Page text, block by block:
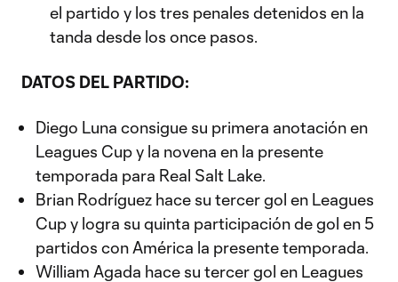
el partido y los tres penales detenidos en la
tanda desde los once pasos.
DATOS DEL PARTIDO:
Diego Luna consigue su primera anotación en
Leagues Cup y la novena en la presente
temporada para Real Salt Lake.
Brian Rodríguez hace su tercer gol en Leagues
Cup y logra su quinta participación de gol en 5
partidos con América la presente temporada.
William Agada hace su tercer gol en Leagues